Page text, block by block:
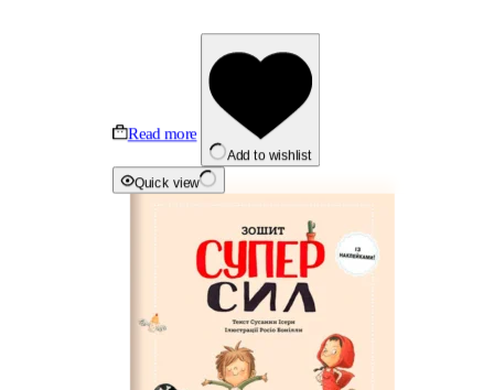
Read more
Add to wishlist
Quick view